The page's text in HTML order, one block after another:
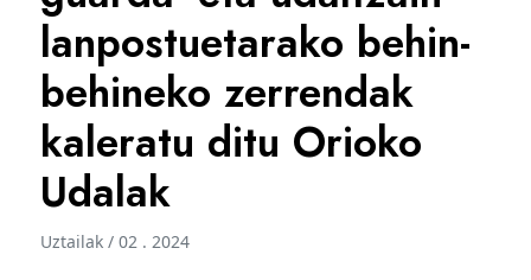
lanpostuetarako behin-
behineko zerrendak
kaleratu ditu Orioko
Udalak
Uztailak / 02 . 2024